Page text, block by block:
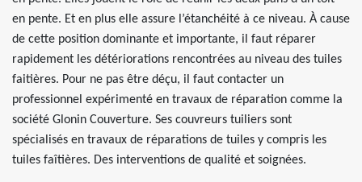
en pente. Et en plus elle assure l’étanchéité à ce niveau. À cause
de cette position dominante et importante, il faut réparer
rapidement les détériorations rencontrées au niveau des tuiles
faitières. Pour ne pas être déçu, il faut contacter un
professionnel expérimenté en travaux de réparation comme la
société Glonin Couverture. Ses couvreurs tuiliers sont
spécialisés en travaux de réparations de tuiles y compris les
tuiles faîtières. Des interventions de qualité et soignées.